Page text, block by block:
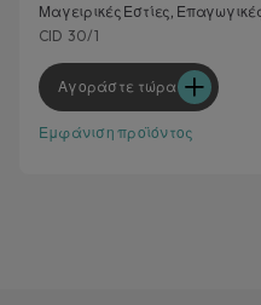
Μαγειρικές Εστίες,
CID 30/1
Αγοράστε τώρα
Εμφάνιση προϊόντος